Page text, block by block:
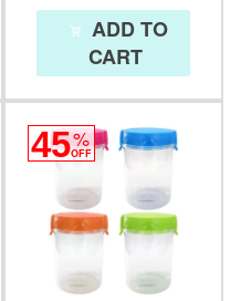
ADD TO
CART
45%
OFF